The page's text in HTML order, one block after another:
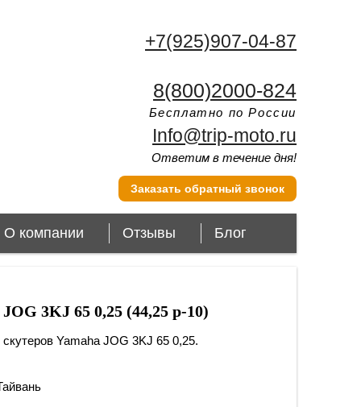
+7(925)907-04-87
8(800)2000-824
Бесплатно по России
Info@trip-moto.ru
Ответим в течение дня!
Заказать обратный звонок
О компании Отзывы Блог
3KJ 65 0,25 (44,25 p-10)
Yamaha JOG 3KJ 65 0,25.